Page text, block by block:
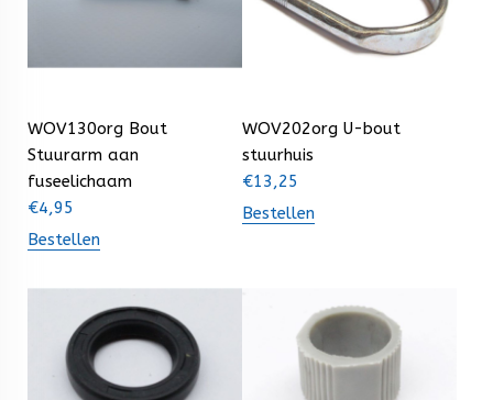
WOV130org Bout
Stuurarm aan
fuseelichaam
€4,95
Bestellen
WOV202org U-bout
stuurhuis
€13,25
Bestellen